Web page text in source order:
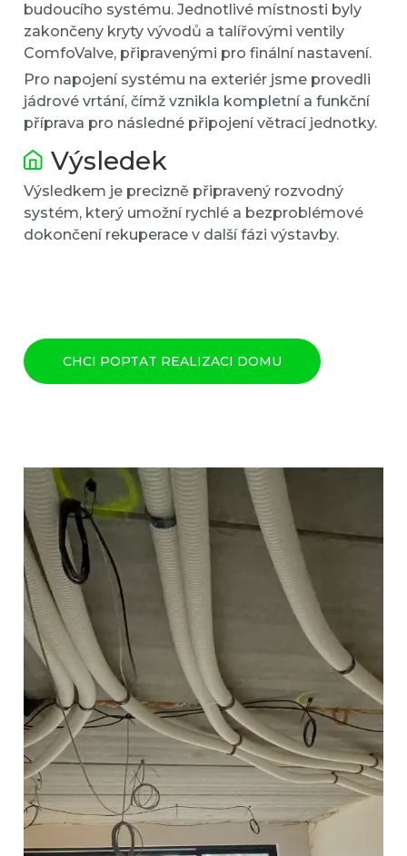
budoucího systému. Jednotlivé místnosti byly
zakončeny kryty vývodů a talířovými ventily
ComfoValve, připravenými pro finální nastavení.
Pro napojení systému na exteriér jsme provedli
jádrové vrtání, čímž vznikla kompletní a funkční
příprava pro následné připojení větrací jednotky.
Výsledek
Výsledkem je precizně připravený rozvodný
systém, který umožní rychlé a bezproblémové
dokončení rekuperace v další fázi výstavby.
CHCI POPTAT REALIZACI DOMU